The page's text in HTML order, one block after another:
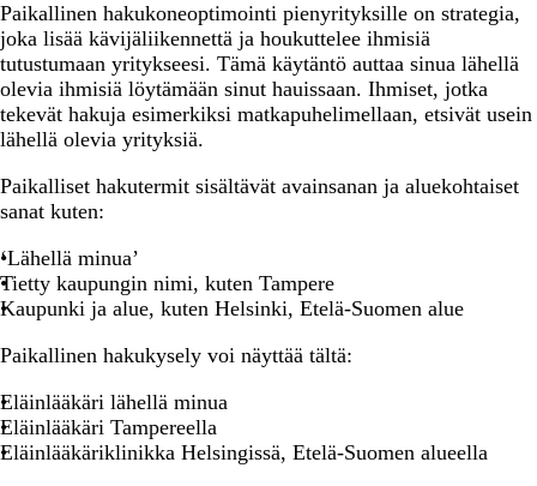
Paikallinen hakukoneoptimointi pienyrityksille on strategia,
joka lisää kävijäliikennettä ja houkuttelee ihmisiä
tutustumaan yritykseesi. Tämä käytäntö auttaa sinua lähellä
olevia ihmisiä löytämään sinut hauissaan. Ihmiset, jotka
tekevät hakuja esimerkiksi matkapuhelimellaan, etsivät usein
lähellä olevia yrityksiä.
Paikalliset hakutermit sisältävät avainsanan ja aluekohtaiset
sanat kuten:
‘Lähellä minua’
Tietty kaupungin nimi, kuten Tampere
Kaupunki ja alue, kuten Helsinki, Etelä-Suomen alue
Paikallinen hakukysely voi näyttää tältä:
Eläinlääkäri lähellä minua
Eläinlääkäri Tampereella
Eläinlääkäriklinikka Helsingissä, Etelä-Suomen alueella